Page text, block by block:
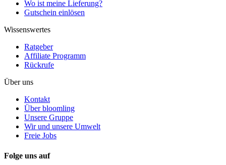
Wo ist meine Lieferung?
Gutschein einlösen
Wissenswertes
Ratgeber
Affiliate Programm
Rückrufe
Über uns
Kontakt
Über bloomling
Unsere Gruppe
Wir und unsere Umwelt
Freie Jobs
Folge uns auf